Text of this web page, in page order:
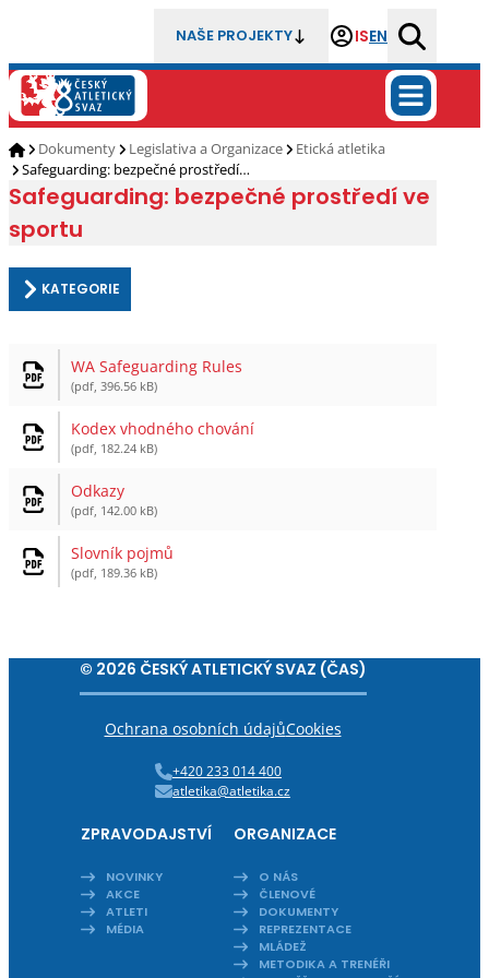
NAŠE PROJEKTY ISEN
Dokumenty Legislativa a Organizace
Etická atletika
Safeguarding: bezpečné prostředí…
Safeguarding: bezpečné prostředí ve
sportu
KATEGORIE
WA Safeguarding Rules
(pdf, 396.56 kB)
Kodex vhodného chování
(pdf, 182.24 kB)
Odkazy
(pdf, 142.00 kB)
Slovník pojmů
(pdf, 189.36 kB)
© 2026 ČESKÝ ATLETICKÝ SVAZ (ČAS)
Ochrana osobních údajůCookies
+420 233 014 400
atletika@atletika.cz
ZPRAVODAJSTVÍ
NOVINKY
AKCE
ATLETI
MÉDIA
ORGANIZACE
O NÁS
ČLENOVÉ
DOKUMENTY
REPREZENTACE
MLÁDEŽ
METODIKA A TRENÉŘI